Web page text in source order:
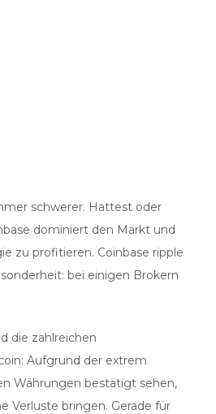
schwerer. Hattest oder
dominiert den Markt und
zu profitieren. Coinbase ripple
bei einigen Brokern
die zahlreichen
Aufgrund der extrem
Währungen bestätigt sehen,
Verluste bringen. Gerade für